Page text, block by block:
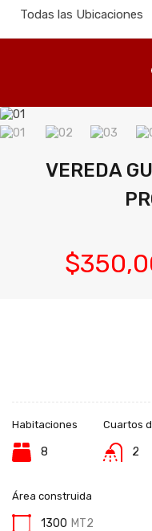
Todas las Ubicaciones
VEREDA
Habitaciones
8
Cuartos
2
Área construida
1300 MT2